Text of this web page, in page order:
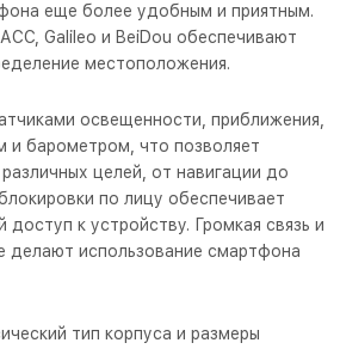
еще более удобным и приятным.
Galileo и BeiDou обеспечивают
местоположения.
освещенности, приближения,
и барометром, что позволяет
целей, от навигации до
по лицу обеспечивает
к устройству. Громкая связь и
делают использование смартфона
тип корпуса и размеры